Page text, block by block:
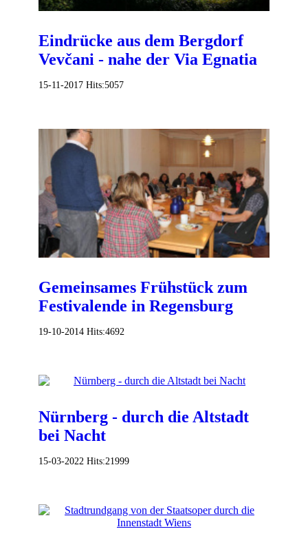
Eindrücke aus dem Bergdorf
Vevčani - nahe der Via Egnatia
15-11-2017 Hits:5057
Gemeinsames Frühstück zum
Festivalende in Regensburg
19-10-2014 Hits:4692
Nürnberg - durch die Altstadt
bei Nacht
15-03-2022 Hits:21999